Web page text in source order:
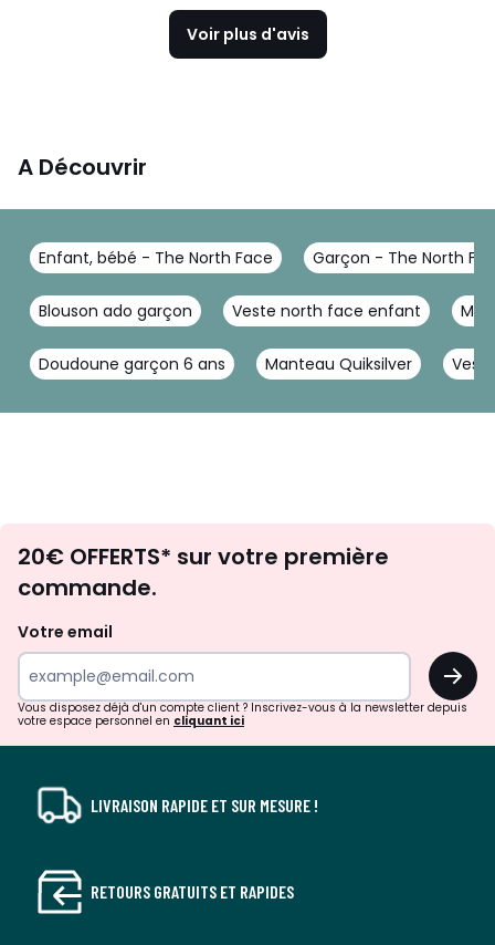
Voir plus d'avis
A Découvrir
Enfant, bébé - The North Face Garçon - The North
Blouson ado garçon Veste north face enfant
Doudoune garçon 6 ans Manteau Quiksilver
d'inspirations
surprises?
20€ OFFERTS* sur votre première
commande.
Votre email
OK
Vous disposez déjà d'un compte client ? Inscrivez-vous à la newsletter depuis
votre espace personnel en cliquant ici
LIVRAISON RAPIDE ET SUR MESURE !
RETOURS GRATUITS ET RAPIDES